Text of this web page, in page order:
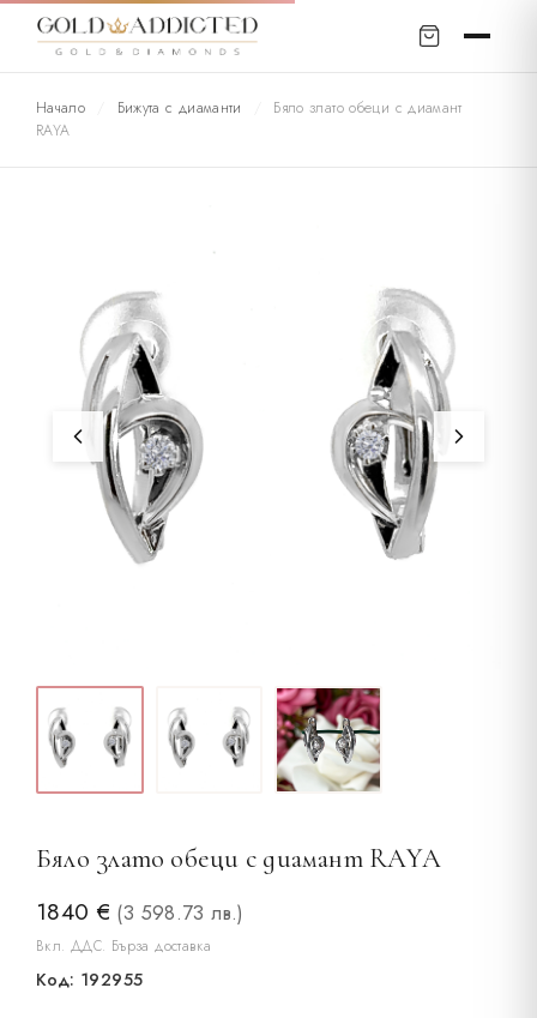
Начало Бижута с диаманти
Бяло злато обеци с диамант
RAYA
Бяло злато обеци с диамант RAYA
1840 € (3 598.73 лв.)
Вкл. ДДС. Бърза доставка
Код: 192955